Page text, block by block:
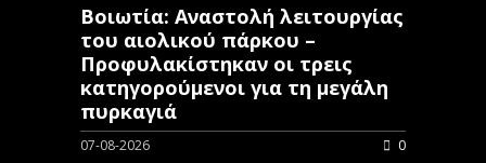
Βοιωτία: Αναστολή λειτουργίας
του αιολικού πάρκου –
Προφυλακίστηκαν οι τρεις
κατηγορούμενοι για τη μεγάλη
πυρκαγιά
07-08-2026 0